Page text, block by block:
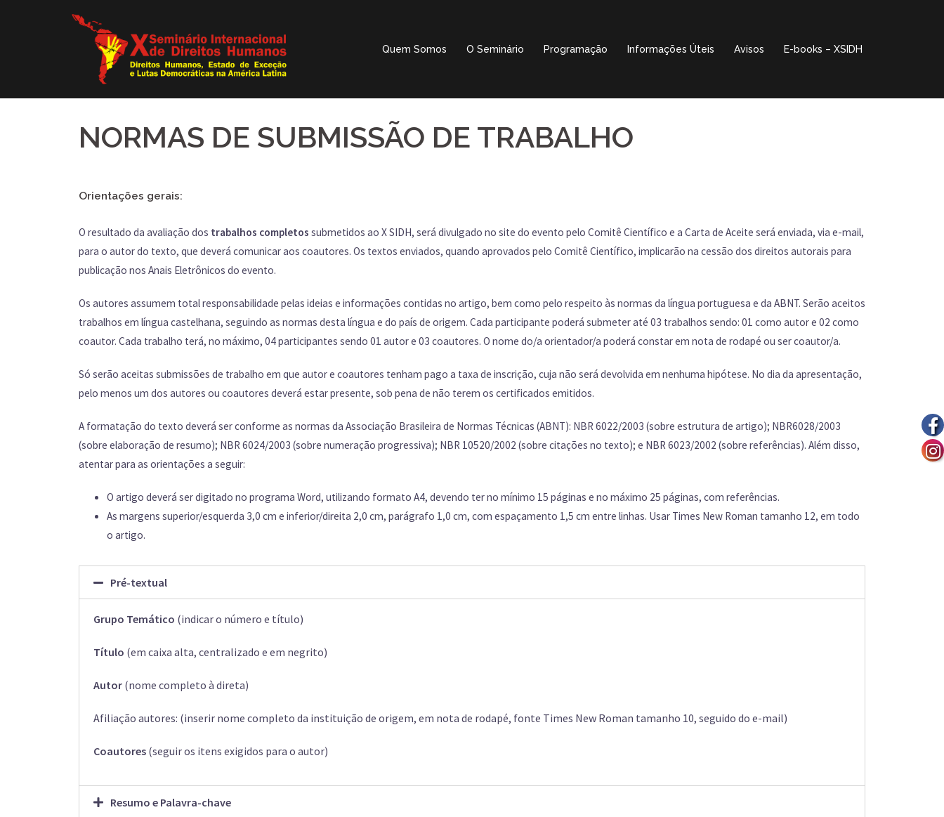
Quem Somos O Seminário Programação Informações Úteis Avisos E-books – XSIDH
NORMAS DE SUBMISSÃO DE TRABALHO
Orientações gerais:
O resultado da avaliação dos trabalhos completos submetidos ao X SIDH, será divulgado no site do evento pelo Comitê Científico e a Carta de Aceite será enviada, via e-mail,
para o autor do texto, que deverá comunicar aos coautores. Os textos enviados, quando aprovados pelo Comitê Científico, implicarão na cessão dos direitos autorais para
publicação nos Anais Eletrônicos do evento.
Os autores assumem total responsabilidade pelas ideias e informações contidas no artigo, bem como pelo respeito às normas da língua portuguesa e da ABNT. Serão aceitos
trabalhos em língua castelhana, seguindo as normas desta língua e do país de origem. Cada participante poderá submeter até 03 trabalhos sendo: 01 como autor e 02 como
coautor. Cada trabalho terá, no máximo, 04 participantes sendo 01 autor e 03 coautores. O nome do/a orientador/a poderá constar em nota de rodapé ou ser coautor/a.
Só serão aceitas submissões de trabalho em que autor e coautores tenham pago a taxa de inscrição, cuja não será devolvida em nenhuma hipótese. No dia da apresentação,
pelo menos um dos autores ou coautores deverá estar presente, sob pena de não terem os certificados emitidos.
A formatação do texto deverá ser conforme as normas da Associação Brasileira de Normas Técnicas (ABNT): NBR 6022/2003 (sobre estrutura de artigo); NBR6028/2003
(sobre elaboração de resumo); NBR 6024/2003 (sobre numeração progressiva); NBR 10520/2002 (sobre citações no texto); e NBR 6023/2002 (sobre referências). Além disso,
atentar para as orientações a seguir:
O artigo deverá ser digitado no programa Word, utilizando formato A4, devendo ter no mínimo 15 páginas e no máximo 25 páginas, com referências.
As margens superior/esquerda 3,0 cm e inferior/direita 2,0 cm, parágrafo 1,0 cm, com espaçamento 1,5 cm entre linhas. Usar Times New Roman tamanho 12, em todo
o artigo.
Pré-textual
Grupo Temático (indicar o número e título)
Título (em caixa alta, centralizado e em negrito)
Autor (nome completo à direta)
Afiliação autores: (inserir nome completo da instituição de origem, em nota de rodapé, fonte Times New Roman tamanho 10, seguido do e-mail)
Coautores (seguir os itens exigidos para o autor)
Resumo e Palavra-chave